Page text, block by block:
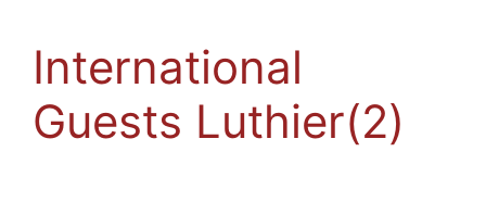
International
Guests Luthier(2)